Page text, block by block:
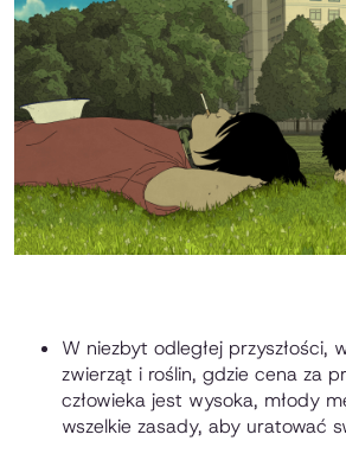
W niezbyt odległej przyszłości,
zwierząt i roślin, gdzie cena za
człowieka jest wysoka, młody
wszelkie zasady, aby uratować